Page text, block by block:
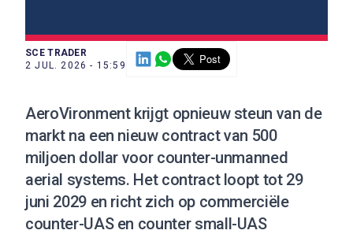
SCE TRADER
2 JUL. 2026 - 15:59
AeroVironment krijgt opnieuw steun van de
markt na een nieuw contract van 500
miljoen dollar voor counter-unmanned
aerial systems. Het contract loopt tot 29
juni 2029 en richt zich op commerciële
counter-UAS en counter small-UAS